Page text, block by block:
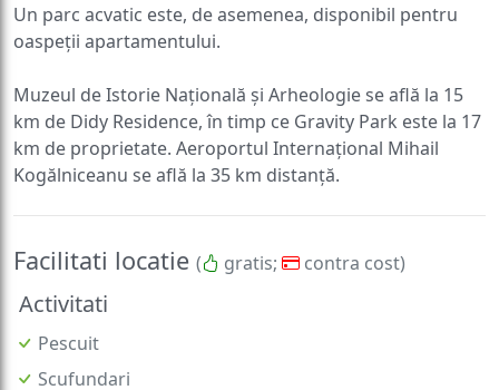
Un parc acvatic este, de asemenea, disponibil pentru
oaspeții apartamentului.
Muzeul de Istorie Națională și Arheologie se află la 15
km de Didy Residence, în timp ce Gravity Park este la 17
km de proprietate. Aeroportul Internațional Mihail
Kogălniceanu se află la 35 km distanță.
Facilitati locatie ( gratis; contra cost)
Activitati
Pescuit
Scufundari